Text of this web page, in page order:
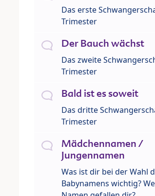
Das erste
Trimester
Der Bauch wächst
Das zweite
Trimester
Bald ist es soweit
Das dritte
Trimester
Mädchennamen /
Jungennamen
Was ist dir bei der Wahl
Babynamens wichtig?